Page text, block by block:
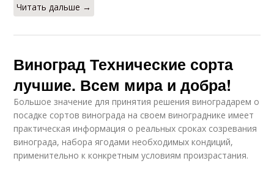
Читать дальше →
Виноград Технические сорта
лучшие. Всем мира и добра!
Большое значение для принятия решения виноградарем о
посадке сортов винограда на своем винограднике имеет
практическая информация о реальных сроках созревания
винограда, набора ягодами необходимых кондиций,
применительно к конкретным условиям произрастания.